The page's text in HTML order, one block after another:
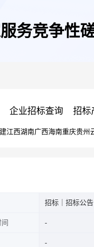
务竞争性
企业招标查询 招标
江西湖南广西海南重庆贵州
招标｜招标公告